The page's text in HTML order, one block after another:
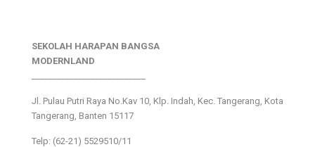
SEKOLAH HARAPAN BANGSA
MODERNLAND
Jl. Pulau Putri Raya No.Kav 10, Klp. Indah, Kec. Tangerang, Kota
Tangerang, Banten 15117
Telp: (62-21) 5529510/11